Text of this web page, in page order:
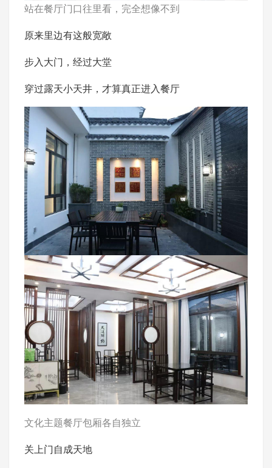
站在餐厅门口往里看，完全想像不到
原来里边有这般宽敞
步入大门，经过大堂
穿过露天小天井，才算真正进入餐厅
文化主题餐厅包厢各自独立
关上门自成天地